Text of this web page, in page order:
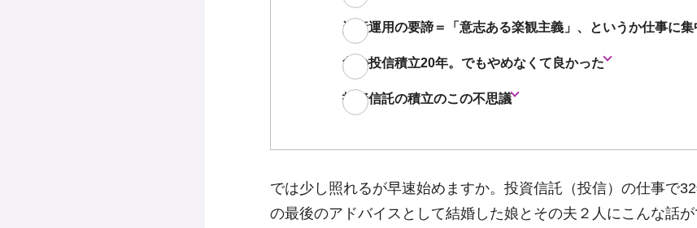
資産運用の要諦＝「意志ある楽観主義」、というか仕事に
父の投信積立20年。でもやめなくて良かった
投資信託の積立のこの不思議
では少し照れるが早速始めますか。投資信託（投信）の仕事で
の最後のアドバイスとして結婚した娘とその夫２人にこんな話